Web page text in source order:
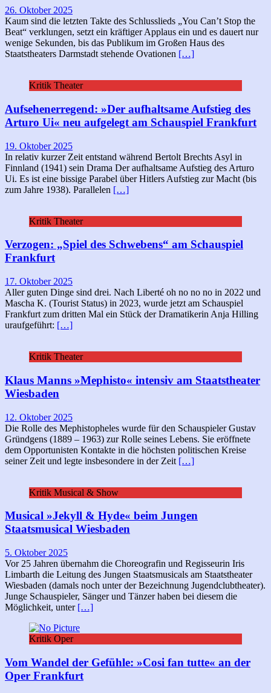
26. Oktober 2025
Kaum sind die letzten Takte des Schlusslieds „You Can’t Stop the
Beat“ verklungen, setzt ein kräftiger Applaus ein und es dauert nur
wenige Sekunden, bis das Publikum im Großen Haus des
Staatstheaters Darmstadt stehende Ovationen […]
Kritik Theater
Aufsehenerregend: »Der aufhaltsame Aufstieg des
Arturo Ui« neu aufgelegt am Schauspiel Frankfurt
19. Oktober 2025
In relativ kurzer Zeit entstand während Bertolt Brechts Asyl in
Finnland (1941) sein Drama Der aufhaltsame Aufstieg des Arturo
Ui. Es ist eine bissige Parabel über Hitlers Aufstieg zur Macht (bis
zum Jahre 1938). Parallelen […]
Kritik Theater
Verzogen: „Spiel des Schwebens“ am Schauspiel
Frankfurt
17. Oktober 2025
Aller guten Dinge sind drei. Nach Liberté oh no no no in 2022 und
Mascha K. (Tourist Status) in 2023, wurde jetzt am Schauspiel
Frankfurt zum dritten Mal ein Stück der Dramatikerin Anja Hilling
uraufgeführt: […]
Kritik Theater
Klaus Manns »Mephisto« intensiv am Staatstheater
Wiesbaden
12. Oktober 2025
Die Rolle des Mephistopheles wurde für den Schauspieler Gustav
Gründgens (1889 – 1963) zur Rolle seines Lebens. Sie eröffnete
dem Opportunisten Kontakte in die höchsten politischen Kreise
seiner Zeit und legte insbesondere in der Zeit […]
Kritik Musical & Show
Musical »Jekyll & Hyde« beim Jungen
Staatsmusical Wiesbaden
5. Oktober 2025
Vor 25 Jahren übernahm die Choreografin und Regisseurin Iris
Limbarth die Leitung des Jungen Staatsmusicals am Staatstheater
Wiesbaden (damals noch unter der Bezeichnung Jugendclubtheater).
Junge Schauspieler, Sänger und Tänzer haben bei diesem die
Möglichkeit, unter […]
Kritik Oper
Vom Wandel der Gefühle: »Cosi fan tutte« an der
Oper Frankfurt